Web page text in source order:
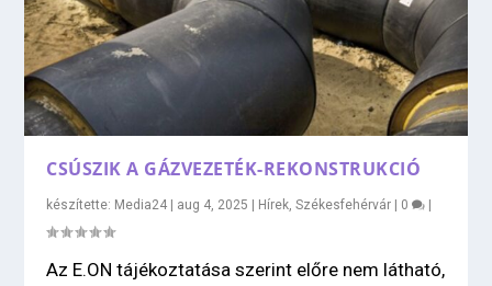
CSÚSZIK A GÁZVEZETÉK-REKONSTRUKCIÓ
készítette: Media24 | aug 4, 2025 | Hírek ,Székesfehérvár | 0 |
Az E.ON tájékoztatása szerint előre nem látható,